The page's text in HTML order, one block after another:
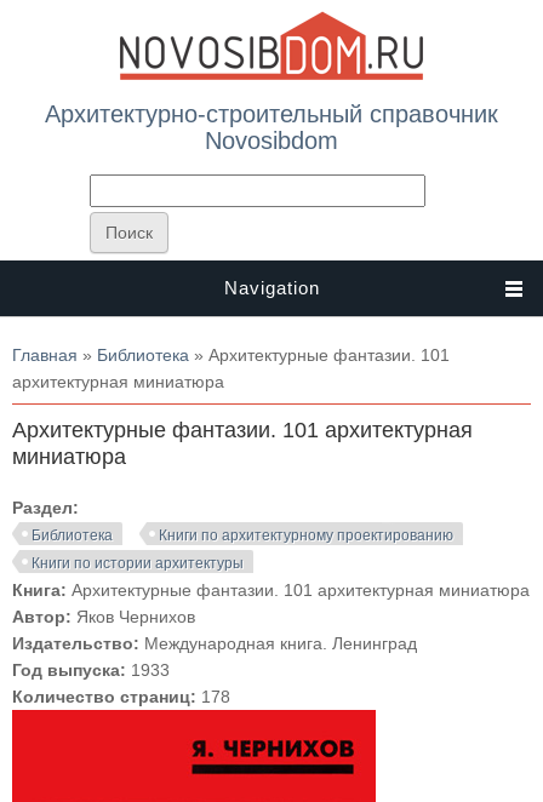
Архитектурно-строительный справочник
Novosibdom
Navigation
Вы здесь
Главная » Библиотека » Архитектурные фантазии. 101
архитектурная миниатюра
Архитектурные фантазии. 101 архитектурная
миниатюра
Раздел:
Библиотека
Книги по архитектурному проектированию
Книги по истории архитектуры
Книга: Архитектурные фантазии. 101 архитектурная миниатюра
Автор: Яков Чернихов
Издательство: Международная книга. Ленинград
Год выпуска: 1933
Количество страниц: 178